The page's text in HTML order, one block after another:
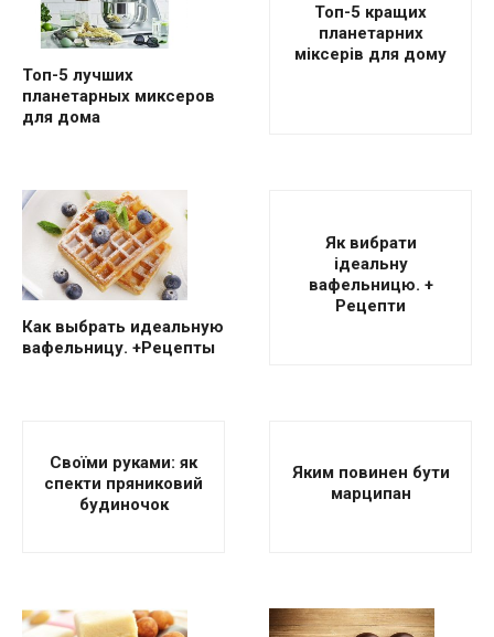
Топ-5 лучших
планетарных миксеров
для дома
Топ-5 кращих
планетарних
міксерів для дому
Как выбрать идеальную
вафельницу. +Рецепты
Як вибрати
ідеальну
вафельницю. +
Рецепти
Своїми руками: як
спекти пряниковий
будиночок
Яким повинен бути
марципан